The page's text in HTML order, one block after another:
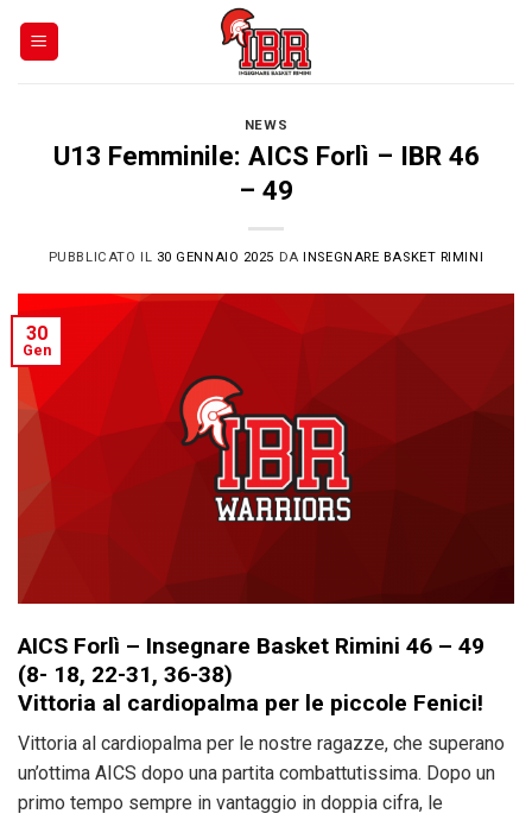
NEWS
U13 Femminile: AICS Forlì – IBR 46
– 49
PUBBLICATO IL 30 GENNAIO 2025 DAINSEGNARE BASKET RIMINI
30
Gen
AICS Forlì – Insegnare Basket Rimini 46 – 49
(8- 18, 22-31, 36-38)
Vittoria al cardiopalma per le piccole Fenici!
Vittoria al cardiopalma per le nostre ragazze, che superano
un’ottima AICS dopo una partita combattutissima. Dopo un
primo tempo sempre in vantaggio in doppia cifra, le